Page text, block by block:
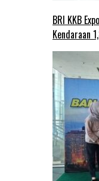
BRI KKB
Kendaraan